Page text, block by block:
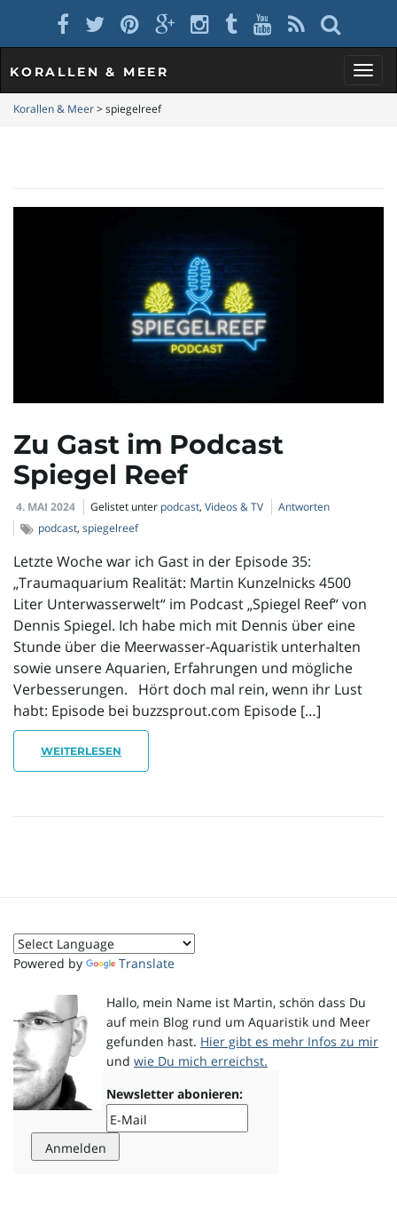
l
a
KORALLEN & MEER
Korallen & Meer>spiegelreef
Zu Gast im Podcast
Spiegel Reef
4. MAI 2024 Gelistet unter podcast, Videos & TV
Antworten
podcast, spiegelreef
Letzte Woche war ich Gast in der Episode 35:
„Traumaquarium Realität: Martin Kunzelnicks 4500
Liter Unterwasserwelt“ im Podcast „Spiegel Reef“ von
Dennis Spiegel. Ich habe mich mit Dennis über eine
Stunde über die Meerwasser-Aquaristik unterhalten
sowie unsere Aquarien, Erfahrungen und mögliche
Verbesserungen. Hört doch mal rein, wenn ihr Lust
habt: Episode bei buzzsprout.com Episode […]
WEITERLESEN
Powered by Translate
Hallo, mein Name ist Martin, schön dass Du
auf mein Blog rund um Aquaristik und Meer
gefunden hast. Hier gibt es mehr Infos zu mir
und wie Du mich erreichst.
Newsletter abonieren: